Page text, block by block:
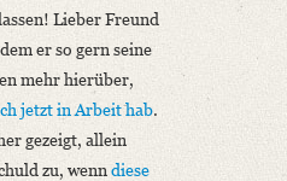
Lieber Freund
er so gern seine
mehr hierüber,
jetzt in Arbeit hab.
gezeigt, allein
zu, wenndiese